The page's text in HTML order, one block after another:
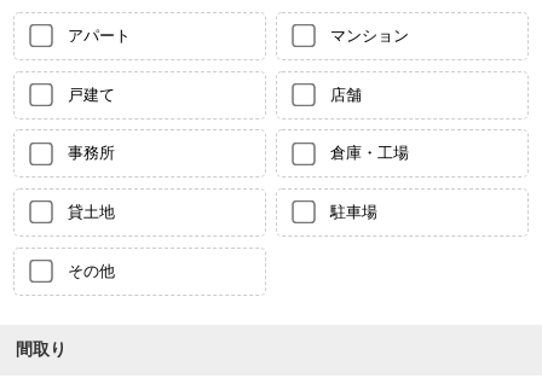
アパート マンション
戸建て 店舗
事務所 倉庫・工場
貸土地 駐車場
その他
間取り